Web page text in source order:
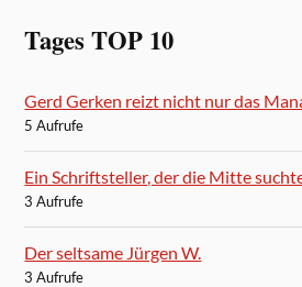
Tages TOP 10
Gerd Gerken reizt nicht nur das
5 Aufrufe
Ein Schriftsteller, der die Mitte
3 Aufrufe
Der seltsame Jürgen W.
3 Aufrufe